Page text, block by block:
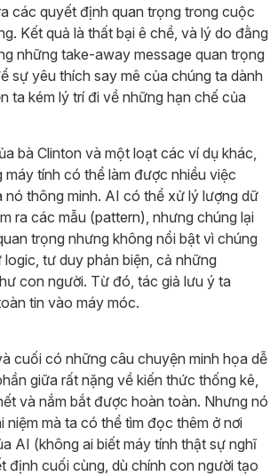
các quyết định quan trọng trong cuộc
Kết quả là thất bại ê chề, và lý do đằng
những take-away message quan trọng
sự yêu thích say mê của chúng ta dành
ta kém lý trí đi về những hạn chế của
bà Clinton và một loạt các ví dụ khác,
máy tính có thể làm được nhiều việc
nó thông minh. AI có thể xử lý lượng dữ
ra các mẫu (pattern), nhưng chúng lại
trọng nhưng không nổi bật vì chúng
tư duy phản biện, cả những
con người. Từ đó, tác giả lưu ý ta
tin vào máy móc.
cuối có những câu chuyện minh họa dễ
giữa rất nặng về kiến thức thống kê,
và nắm bắt được hoàn toàn. Nhưng nó
niệm mà ta có thể tìm đọc thêm ở nơi
AI (không ai biết máy tính thật sự nghĩ
định cuối cùng, dù chính con người tạo